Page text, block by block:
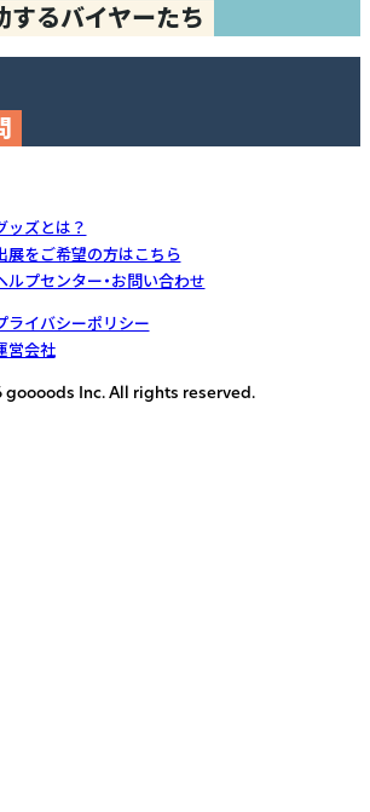
するバイヤーたち
ッズとは？
展をご希望の方はこちら
ルプセンター・お問い合わせ
ライバシーポリシー
営会社
Inc. All rights reserved.